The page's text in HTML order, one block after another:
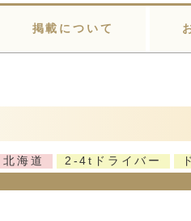
掲載について
北海道 2-4tドライバー